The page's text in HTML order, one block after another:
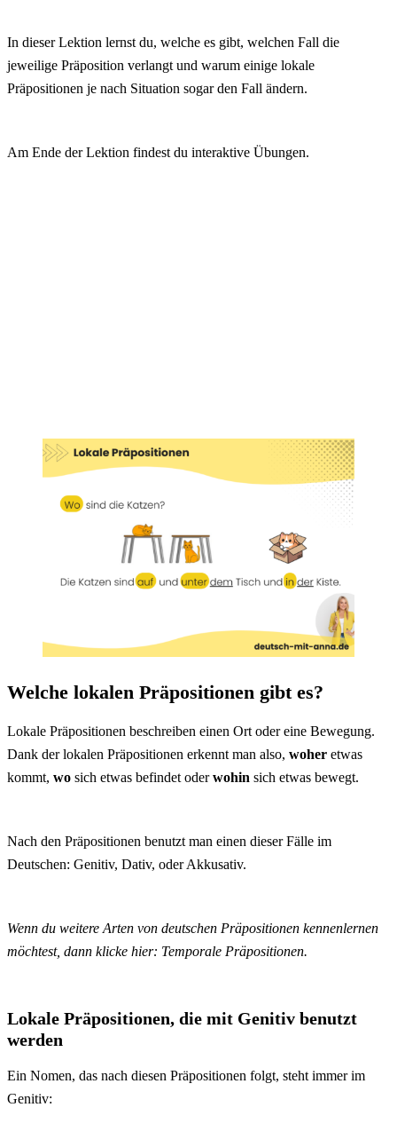
In dieser Lektion lernst du, welche es gibt, welchen Fall die
jeweilige Präposition verlangt und warum einige lokale
Präpositionen je nach Situation sogar den Fall ändern.
Am Ende der Lektion findest du interaktive Übungen.
Welche lokalen Präpositionen gibt es?
Lokale Präpositionen beschreiben einen Ort oder eine Bewegung.
Dank der lokalen Präpositionen erkennt man also, woher etwas
kommt, wo sich etwas befindet oderwohin sich etwas bewegt.
Nach den Präpositionen benutzt man einen dieserFälle im
Deutschen: Genitiv, Dativ, oderAkkusativ.
Wenn du weitere Arten von deutschen Präpositionen kennenlernen
möchtest, dann klicke hier: Temporale Präpositionen.
Lokale Präpositionen, die mit Genitiv benutzt
werden
Ein Nomen, das nach diesen Präpositionen folgt, steht immer im
Genitiv: